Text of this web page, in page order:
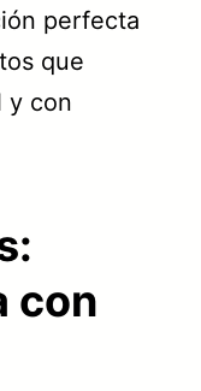
perfecta
que
y con
con